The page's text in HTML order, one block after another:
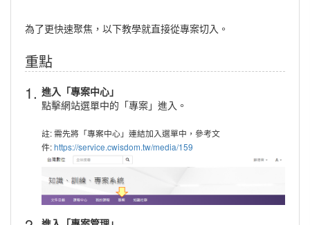
為了更快速聚焦，以下教學就直接從專案切入。
重點
1. 進入「專案中心」
點擊網站選單中的「專案」進入。
註: 需先將「專案中心」連結加入選單中，參考文
件:https://service.cwisdom.tw/media/159